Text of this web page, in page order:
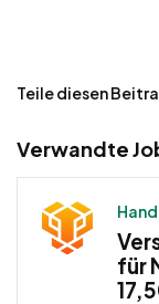
Teile diesen
Verwandte
für